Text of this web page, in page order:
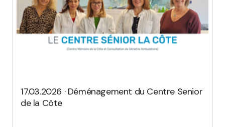
17.03.2026 · Déménagement du Centre Senior
de la Côte